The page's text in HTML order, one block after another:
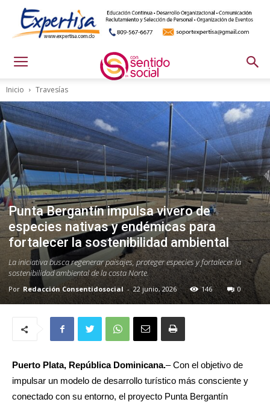
Inicio Travesías
Punta Bergantín impulsa vivero de
especies nativas y endémicas para
fortalecer la sostenibilidad ambiental
La iniciativa busca regenerar paisajes, proteger especies y fortalecer la
sostenibilidad ambiental de la costa Norte.
Por Redacción Consentidosocial - 22 junio, 2026 146 0
Puerto Plata, República Dominicana.– Con el objetivo de
impulsar un modelo de desarrollo turístico más consciente y
conectado con su entorno, el proyecto Punta Bergantín